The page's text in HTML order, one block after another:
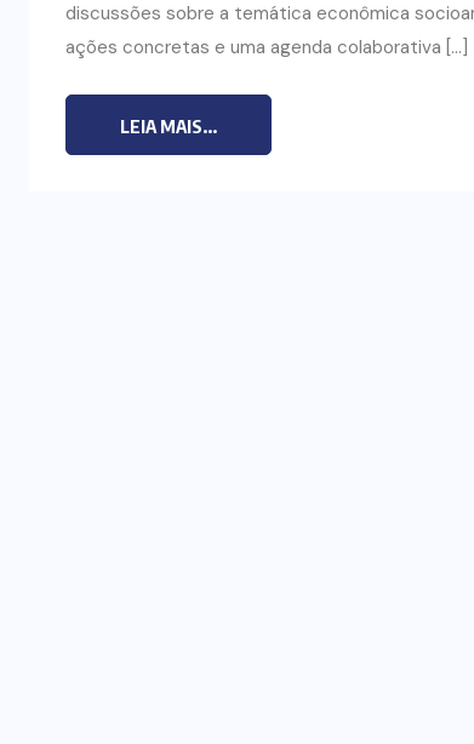
discussões sobre a temática econômica
ações concretas e uma agenda colaborativa […]
LEIA MAIS...